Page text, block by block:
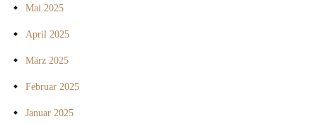
Mai 2025
April 2025
März 2025
Februar 2025
Januar 2025